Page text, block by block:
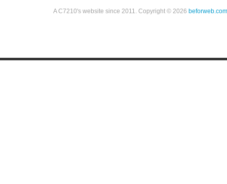
A C7210's website since 2011. Copyright © 2026 beforweb.com